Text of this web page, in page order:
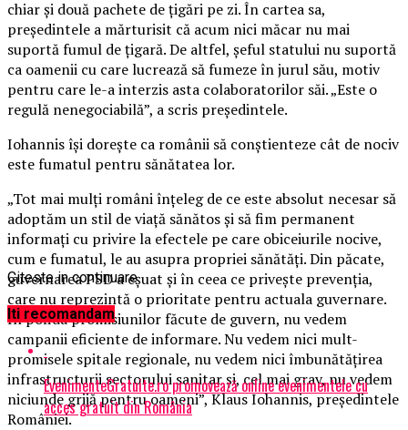
chiar și două pachete de țigări pe zi. În cartea sa,
președintele a mărturisit că acum nici măcar nu mai
suportă fumul de țigară. De altfel, șeful statului nu suportă
ca oamenii cu care lucrează să fumeze în jurul său, motiv
pentru care le-a interzis asta colaboratorilor săi. „Este o
regulă nenegociabilă”, a scris preşedintele.
Iohannis își dorește ca românii să conștienteze cât de nociv
este fumatul pentru sănătatea lor.
„Tot mai mulți români înțeleg de ce este absolut necesar să
adoptăm un stil de viață sănătos și să fim permanent
informați cu privire la efectele pe care obiceiurile nocive,
cum e fumatul, le au asupra propriei sănătăți. Din păcate,
guvernarea PSD a eșuat și în ceea ce privește prevenția,
care nu reprezintă o prioritate pentru actuala guvernare.
În pofida promisiunilor făcute de guvern, nu vedem
campanii eficiente de informare. Nu vedem nici mult-
promisele spitale regionale, nu vedem nici îmbunătățirea
infrastructurii sectorului sanitar și, cel mai grav, nu vedem
niciunde grijă pentru oameni”, Klaus Iohannis, președintele
României.
Citeste in continuare
Iti recomandam
EvenimenteGratuite.ro promovează online evenimentele cu
acces gratuit din România